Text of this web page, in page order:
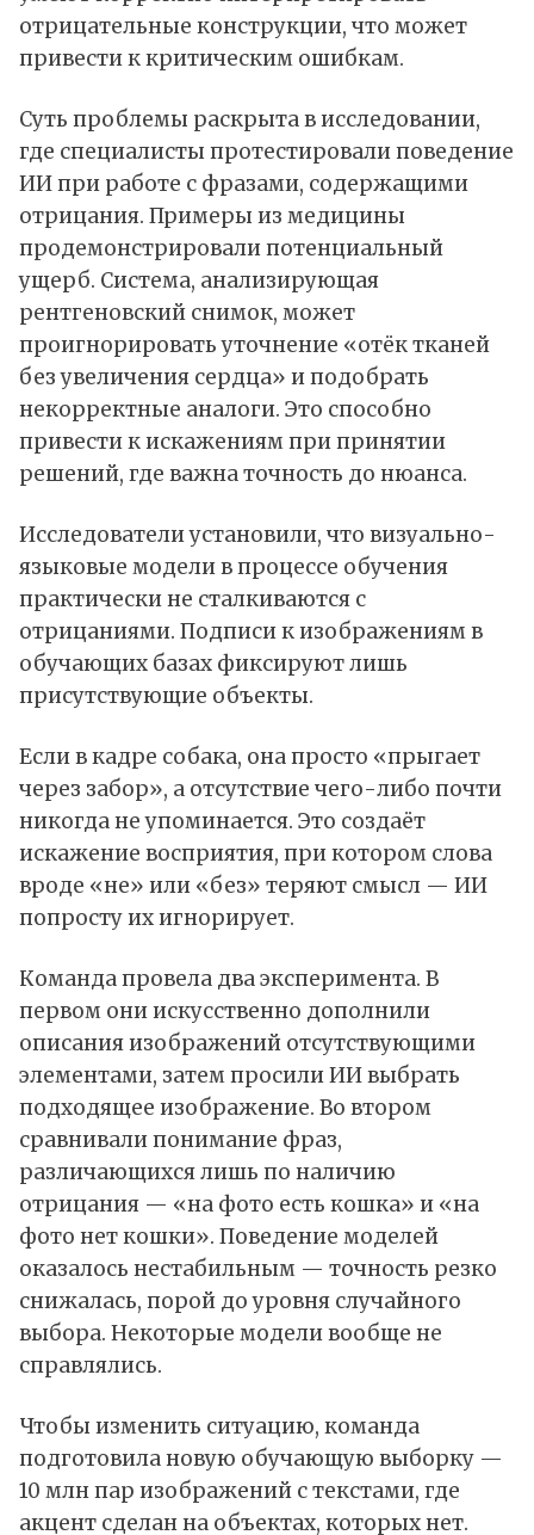
отрицательные конструкции, что может
привести к критическим ошибкам.
Суть проблемы раскрыта висследовании,
где специалисты протестировали поведение
ИИпри работе с фразами, содержащими
отрицания. Примеры из медицины
продемонстрировали потенциальный
ущерб. Система, анализирующая
рентгеновский снимок, может
проигнорировать уточнение «отёк тканей
без увеличения сердца» и подобрать
некорректные аналоги. Это способно
привести к искажениям при принятии
решений, где важна точность до нюанса.
Исследователи установили, что визуально-
языковые модели в процессе обучения
практически не сталкиваются с
отрицаниями. Подписи к изображениям в
обучающих базах фиксируют лишь
присутствующие объекты.
Если в кадре собака, она просто «прыгает
через забор», а отсутствие чего-либо почти
никогда не упоминается. Это создаёт
искажение восприятия, при котором слова
вроде «не» или «без» теряют смысл — ИИ
попросту их игнорирует.
Команда провела два эксперимента. В
первом они искусственно дополнили
описания изображений отсутствующими
элементами, затем просили ИИ выбрать
подходящее изображение. Во втором
сравнивали понимание фраз,
различающихся лишь по наличию
отрицания — «на фото есть кошка» и «на
фото нет кошки». Поведение моделей
оказалось нестабильным — точность резко
снижалась, порой до уровня случайного
выбора. Некоторые модели вообще не
справлялись.
Чтобы изменить ситуацию, команда
подготовила новую обучающую выборку —
10 млн пар изображений с текстами, где
акцент сделан на объектах, которых нет.